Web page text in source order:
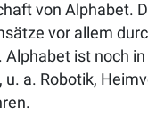
von Alphabet.
vor allem
Alphabet ist noch
u. a. Robotik,